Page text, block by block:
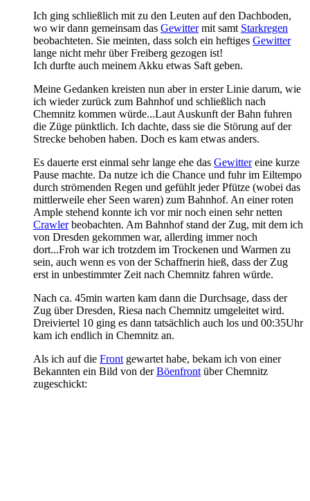
Ich ging schließlich mit zu den Leuten auf den Dachboden,
wo wir dann gemeinsam das Gewittermit samt Starkregen
beobachteten. Sie meinten, dass solch ein heftiges Gewitter
lange nicht mehr über Freiberg gezogen ist!
Ich durfte auch meinem Akku etwas Saft geben.
Meine Gedanken kreisten nun aber in erster Linie darum, wie
ich wieder zurück zum Bahnhof und schließlich nach
Chemnitz kommen würde...Laut Auskunft der Bahn fuhren
die Züge pünktlich. Ich dachte, dass sie die Störung auf der
Strecke behoben haben. Doch es kam etwas anders.
Es dauerte erst einmal sehr lange ehe das Gewittereine kurze
Pause machte. Da nutze ich die Chance und fuhr im Eiltempo
durch strömenden Regen und gefühlt jeder Pfütze (wobei das
mittlerweile eher Seen waren) zum Bahnhof. An einer roten
Ample stehend konnte ich vor mir noch einen sehr netten
Crawlerbeobachten. Am Bahnhof stand der Zug, mit dem ich
von Dresden gekommen war, allerding immer noch
dort...Froh war ich trotzdem im Trockenen und Warmen zu
sein, auch wenn es von der Schaffnerin hieß, dass der Zug
erst in unbestimmter Zeit nach Chemnitz fahren würde.
Nach ca. 45min warten kam dann die Durchsage, dass der
Zug über Dresden, Riesa nach Chemnitz umgeleitet wird.
Dreiviertel 10 ging es dann tatsächlich auch los und 00:35Uhr
kam ich endlich in Chemnitz an.
Als ich auf die Front gewartet habe, bekam ich von einer
Bekannten ein Bild von derBöenfront über Chemnitz
zugeschickt: